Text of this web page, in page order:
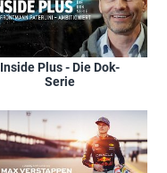
Inside Plus - Die Dok-
Serie